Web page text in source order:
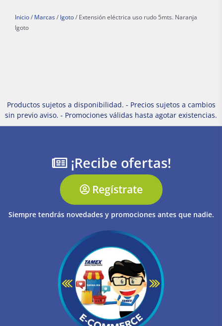
Inicio / Marcas / Igoto / Extensión eléctrica uso rudo 5mts. Naranja
Igoto
Productos sujetos a disponibilidad. - Precios sujetos a cambios
sin previo aviso. - Promociones válidas hasta agotar existencias.
¡Recibe ofertas!
Regístrate
Siempre tendrás novedades y promociones antes que nadie.